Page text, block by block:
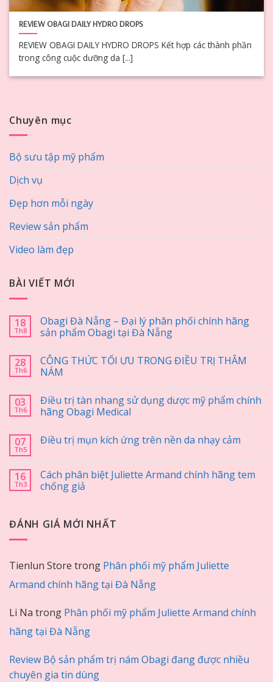
REVIEW OBAGI DAILY HYDRO DROPS
REVIEW OBAGI DAILY HYDRO DROPS Kết hợp các thành phần
trong công cuộc dưỡng da [...]
Chuyên mục
Bộ sưu tập mỹ phẩm
Dịch vụ
Đẹp hơn mỗi ngày
Review sản phẩm
Video làm đẹp
BÀI VIẾT MỚI
18
Th8
Obagi Đà Nẵng – Đại lý phân phối chính hãng
sản phẩm Obagi tại Đà Nẵng
28
Th6
CÔNG THỨC TỐI ƯU TRONG ĐIỀU TRỊ THÂM
NÁM
03
Th6
Điều trị tàn nhang sử dụng dược mỹ phẩm chính
hãng Obagi Medical
07
Th5
Điều trị mụn kích ứng trên nền da nhạy cảm
16
Th3
Cách phân biệt Juliette Armand chính hãng tem
chống giả
ĐÁNH GIÁ MỚI NHẤT
Tienlun Store trong Phân phối mỹ phẩm Juliette
Armand chính hãng tại Đà Nẵng
Li Na trong Phân phối mỹ phẩm Juliette Armand chính
hãng tại Đà Nẵng
Review Bộ sản phẩm trị nám Obagi đang được nhiều
chuyên gia tin dùng